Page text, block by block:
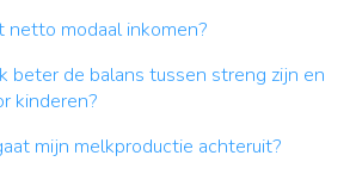
netto modaal inkomen?
beter de balans tussen streng zijn en
kinderen?
mijn melkproductie achteruit?